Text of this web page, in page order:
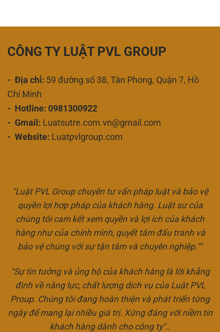
CÔNG TY LUẬT PVL GROUP
- Địa chỉ: 59 đường số 38, Tân Phong, Quận 7, Hồ
Chí Minh
- Hotline: 0981300922
- Gmail: Luatsutre.com.vn@gmail.com
- Website: Luatpvlgroup.com
"Luật PVL Group chuyên tư vấn pháp luật và bảo vệ
quyền lợi hợp pháp của khách hàng. Luật sư của
chúng tôi cam kết xem quyền và lợi ích của khách
hàng như của chính mình, quyết tâm đấu tranh và
bảo vệ chúng với sự tận tâm và chuyên nghiệp.""
"Sự tin tưởng và ủng hộ của khách hàng là lời khẳng
định về năng lực, chất lượng dịch vụ của Luật PVL
Proup. Chúng tôi đang hoàn thiện và phát triển từng
ngày để mang lại nhiều giá trị. Xứng đáng với niềm tin
khách hàng dành cho công ty"..